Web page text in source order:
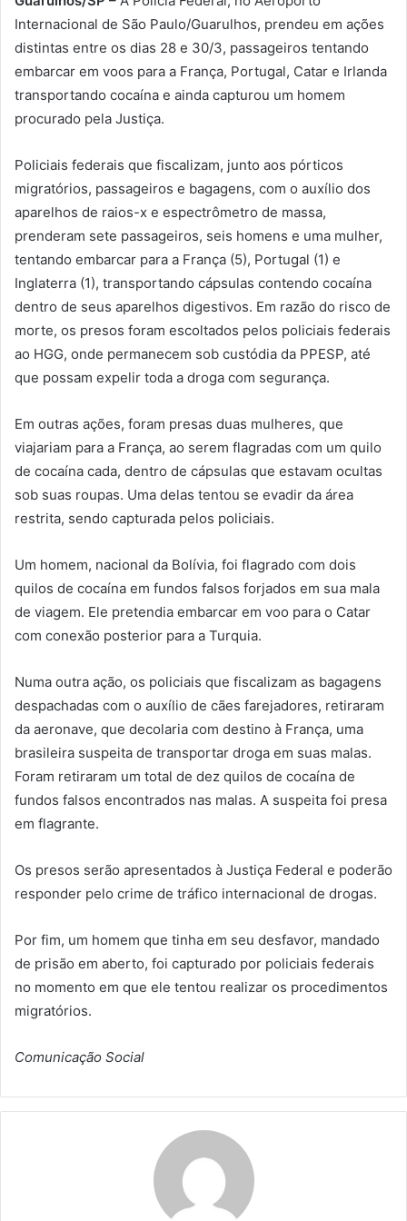
Internacional de São Paulo/Guarulhos, prendeu em ações
distintas entre os dias 28 e 30/3, passageiros tentando
embarcar em voos para a França, Portugal, Catar e Irlanda
transportando cocaína e ainda capturou um homem
procurado pela Justiça.
Policiais federais que fiscalizam, junto aos pórticos
migratórios, passageiros e bagagens, com o auxílio dos
aparelhos de raios-x e espectrômetro de massa,
prenderam sete passageiros, seis homens e uma mulher,
tentando embarcar para a França (5), Portugal (1) e
Inglaterra (1), transportando cápsulas contendo cocaína
dentro de seus aparelhos digestivos. Em razão do risco de
morte, os presos foram escoltados pelos policiais federais
ao HGG, onde permanecem sob custódia da PPESP, até
que possam expelir toda a droga com segurança.
Em outras ações, foram presas duas mulheres, que
viajariam para a França, ao serem flagradas com um quilo
de cocaína cada, dentro de cápsulas que estavam ocultas
sob suas roupas. Uma delas tentou se evadir da área
restrita, sendo capturada pelos policiais.
Um homem, nacional da Bolívia, foi flagrado com dois
quilos de cocaína em fundos falsos forjados em sua mala
de viagem. Ele pretendia embarcar em voo para o Catar
com conexão posterior para a Turquia.
Numa outra ação, os policiais que fiscalizam as bagagens
despachadas com o auxílio de cães farejadores, retiraram
da aeronave, que decolaria com destino à França, uma
brasileira suspeita de transportar droga em suas malas.
Foram retiraram um total de dez quilos de cocaína de
fundos falsos encontrados nas malas. A suspeita foi presa
em flagrante.
Os presos serão apresentados à Justiça Federal e poderão
responder pelo crime de tráfico internacional de drogas.
Por fim, um homem que tinha em seu desfavor, mandado
de prisão em aberto, foi capturado por policiais federais
no momento em que ele tentou realizar os procedimentos
migratórios.
Comunicação Social